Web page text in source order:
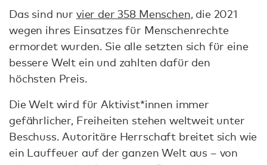
Das sind nur vier der 358 Menschen, die 2021
wegen ihres Einsatzes für Menschenrechte
ermordet wurden. Sie alle setzten sich für eine
bessere Welt ein und zahlten dafür den
höchsten Preis.
Die Welt wird für Aktivist*innen immer
gefährlicher, Freiheiten stehen weltweit unter
Beschuss. Autoritäre Herrschaft breitet sich wie
ein Lauffeuer auf der ganzen Welt aus – von